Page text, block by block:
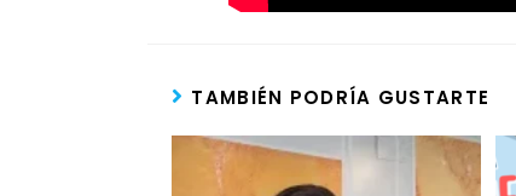
TAMBIÉN PODRÍA GUSTARTE